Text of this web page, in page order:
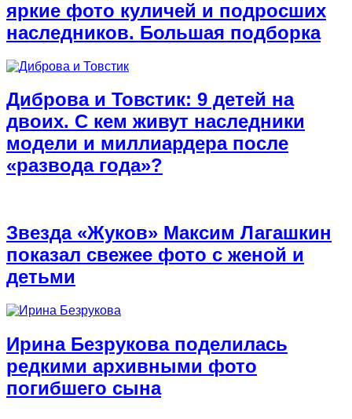
яркие фото куличей и подросших
наследников. Большая подборка
Диброва и Товстик: 9 детей на
двоих. С кем живут наследники
модели и миллиардера после
«развода года»?
Звезда «Жуков» Максим Лагашкин
показал свежее фото с женой и
детьми
Ирина Безрукова поделилась
редкими архивными фото
погибшего сына